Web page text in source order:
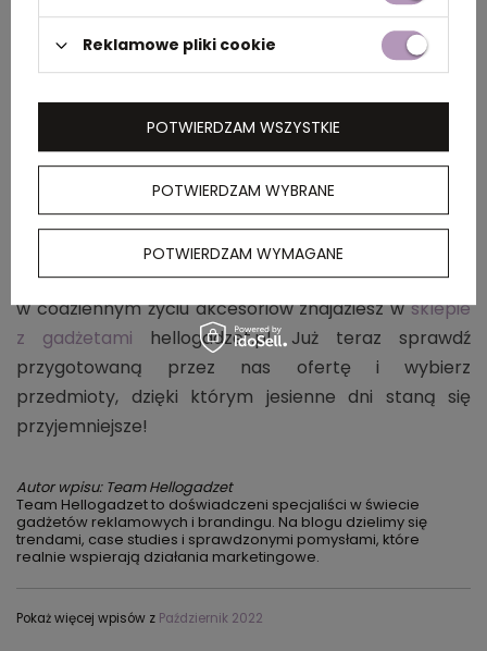
reklamowych od
hellogadzet.pl!
W trakcie jesiennych chłodów warto zadbać o ciepły
strój, który zapewni ochronę przed zimnem i umożliwi
skórze swobodne oddychanie. Jeśli jesteś
zmarzluchem, możesz też sięgnąć po różnego
rodzaju gadżety, dzięki którym zimno nie będzie Ci
straszne. Duży wybór funkcjonalnych i przydatnych
w codziennym życiu akcesoriów znajdziesz wsklepie
z gadżetami hellogadzet.pl. Już teraz sprawdź
przygotowaną przez nas ofertę i wybierz
przedmioty, dzięki którym jesienne dni staną się
przyjemniejsze!
Autor wpisu: Team Hellogadzet
Team Hellogadzet to doświadczeni specjaliści w świecie
gadżetów reklamowych i brandingu. Na blogu dzielimy się
trendami, case studies i sprawdzonymi pomysłami, które
realnie wspierają działania marketingowe.
Pokaż więcej wpisów z Październik 2022
Reklamowe pliki cookie
POTWIERDZAM WYBRANE
POTWIERDZAM WYMAGANE
POTWIERDZAM WSZYSTKIE